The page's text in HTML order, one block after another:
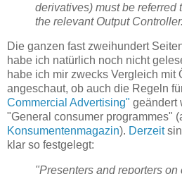
derivatives) must be referred
the relevant Output
Die ganzen fast zweihundert
habe ich natürlich noch nicht
habe ich mir zwecks Vergleich mit
angeschaut, ob auch die Regeln
Commercial Advertising" geändert
"General consumer programmes"
Konsumentenmagazin). Derzeit
klar so festgelegt:
"Presenters and reporters on